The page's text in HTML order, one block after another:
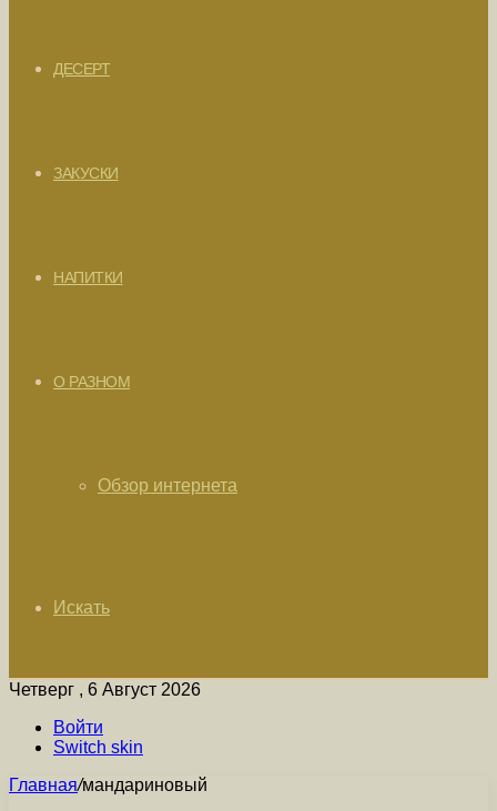
ДЕСЕРТ
ЗАКУСКИ
НАПИТКИ
О РАЗНОМ
Обзор интернета
Искать
Четверг , 6 Август 2026
Войти
Switch skin
Главная/мандариновый